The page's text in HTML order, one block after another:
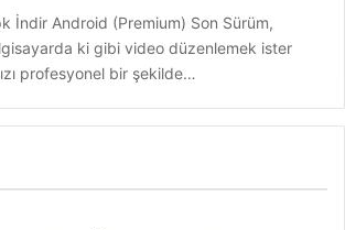
İndir Android (Premium) Son Sürüm,
ki gibi video düzenlemek ister
profesyonel bir şekilde…